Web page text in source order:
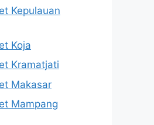
Kepulauan
Koja
Kramatjati
Makasar
Mampang